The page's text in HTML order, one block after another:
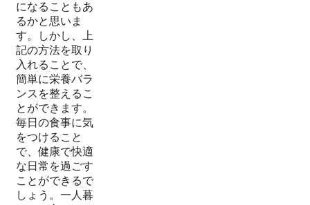
になることもあ
るかと思いま
す。しかし、上
記の方法を取り
入れることで、
簡単に栄養バラ
ンスを整えるこ
とができます。
毎日の食事に気
をつけること
で、健康で快適
な日常を過ごす
ことができるで
しょう。一人暮